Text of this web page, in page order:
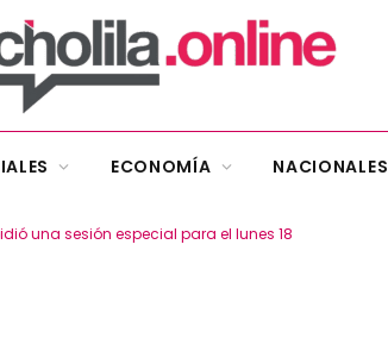
ECONOMÍA NACIONALES
una sesión especial para el lunes 18